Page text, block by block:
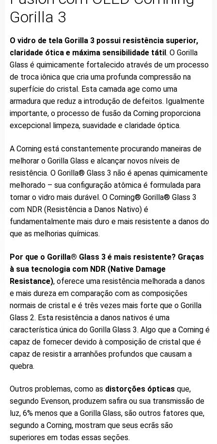
Gorilla 3
O vidro de tela Gorilla 3 possui resistência superior,
claridade ótica e máxima sensibilidade tátil . O Gorilla
Glass é quimicamente fortalecido através de um processo
de troca iônica que cria uma profunda compressão na
superfície do cristal. Esta camada age como uma
armadura que reduz a introdução de defeitos. Igualmente
importante, o processo de fusão da Corning proporciona
excepcional limpeza, suavidade e claridade óptica.
A Corning está constantemente procurando maneiras de
melhorar o Gorilla Glass e alcançar novos níveis de
resistência. O Gorilla® Glass 3 não é apenas quimicamente
melhorado – sua configuração atômica é formulada para
tornar o vidro mais durável. O Corning® Gorilla® Glass 3
com NDR (Resistência a Danos Nativo) é
fundamentalmente mais duro e mais resistente a danos do
que as melhorias químicas.
Por que o Gorilla® Glass 3 é mais resistente? Graças
à sua tecnologia com NDR (Native Damage
Resistance), oferece uma resistência melhorada a danos
e mais dureza em comparação com as composições
normais de cristal e é três vezes mais forte que o Gorilla
Glass 2. Esta resistência a danos nativos é uma
característica única do Gorilla Glass 3. Algo que a Corning é
capaz de fornecer devido à composição de cristal que é
capaz de resistir a arranhões profundos que causam a
quebra.
Outros problemas, como as distorções ópticas que,
segundo Evenson, produzem safira ou sua transmissão de
luz, 6% menos que a Gorilla Glass, são outros fatores que,
segundo a Corning, mostram que seus ecrãs são
superiores em todas essas seções.